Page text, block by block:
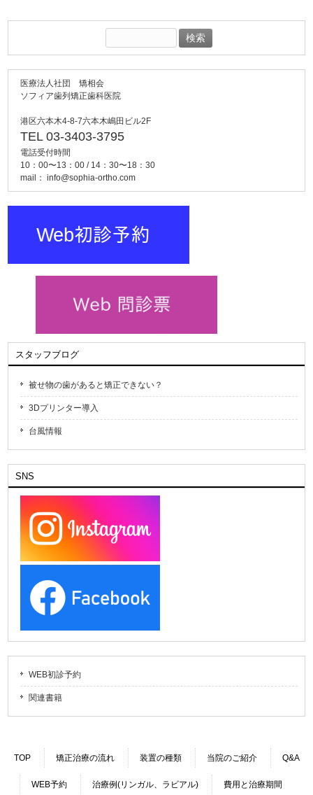
索:
医療法人社団 矯相会
ソフィア歯列矯正歯科医院
港区六本木4-8-7六本木嶋田ビル2F
TEL 03-3403-3795
電話受付時間
10：00〜13：00 / 14：30〜18：30
mail：info@sophia-ortho.com
スタッフブログ
被せ物の歯があると矯正できない？
3Dプリンター導入
台風情報
SNS
WEB初診予約
関連書籍
TOP 矯正治療の流れ 装置の種類 当院のご紹介 Q&A
WEB予約 治療例(リンガル、ラビアル) 費用と治療期間